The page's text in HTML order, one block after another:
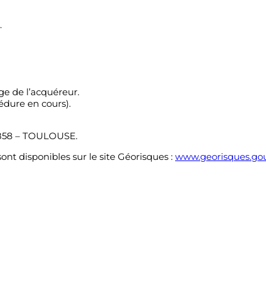
de l’acquéreur.
en cours).
– TOULOUSE.
disponibles sur le site Géorisques :